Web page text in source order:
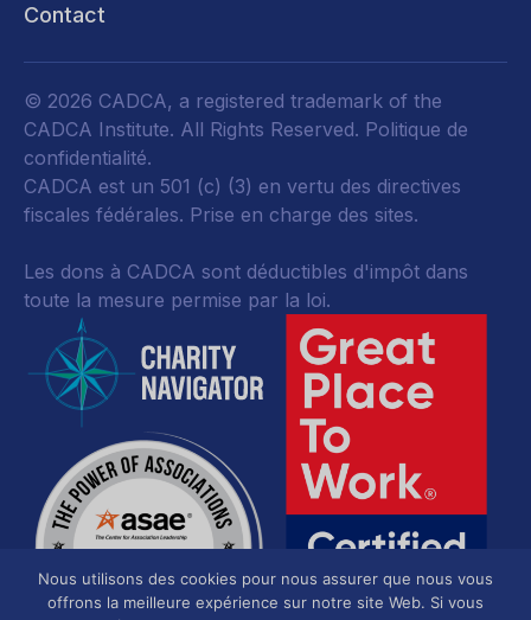
Contact
© 2026 CADCA, a registered trademark of the
CADCA Institute. All Rights Reserved. Politique de
confidentialité.
CADCA est un 501 (c) (3) en vertu des directives
fiscales fédérales. Prise en charge des sites.
Les dons à CADCA sont déductibles d'impôt dans
toute la mesure permise par la loi.
Nous utilisons des cookies pour nous assurer que nous vous
offrons la meilleure expérience sur notre site Web. Si vous